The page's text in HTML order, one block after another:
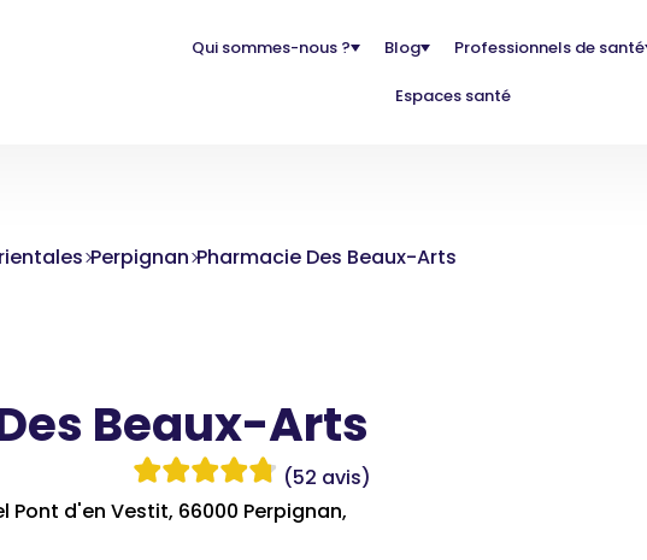
Qui sommes-nous ? Blog Professionnels de santé
Espaces santé
Perpignan Pharmacie Des Beaux-Arts
Beaux-Arts
(52 avis)
Pont d'en Vestit, 66000 Perpignan,